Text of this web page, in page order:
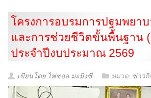
โครงการอบรมการปฐมพยา
และการช่วยชีวิตขั้นพื้นฐาน
ประจำปีงบประมาณ 2569
เขียนโดย ไฟซอล มะมิงซี หมวด: ข่าวกิ